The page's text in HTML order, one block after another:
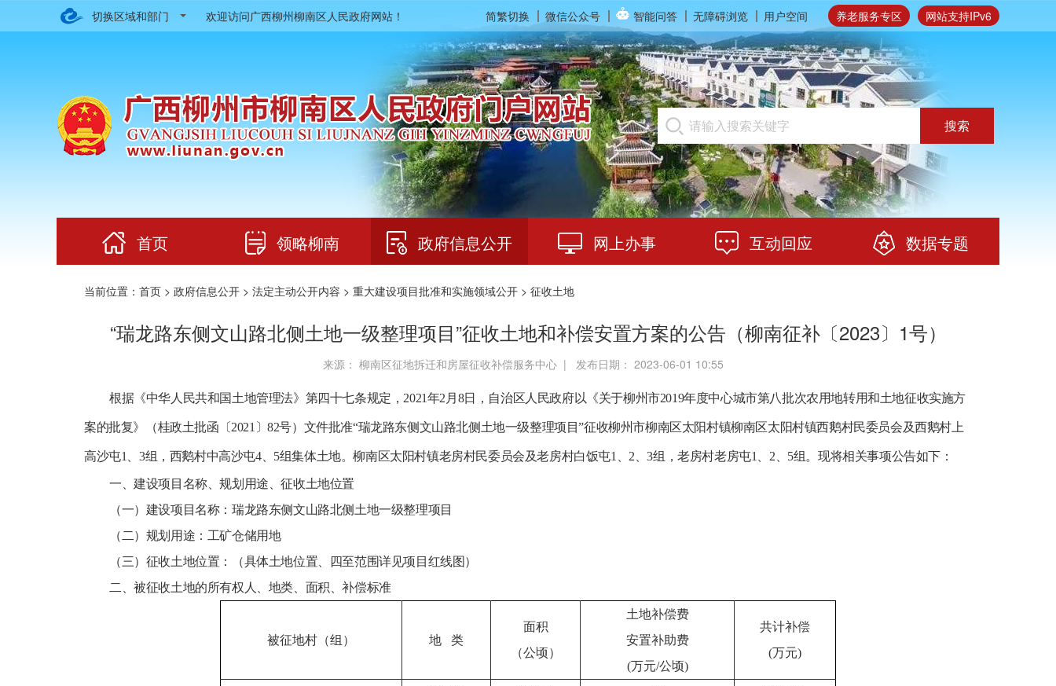
切换区域和部门 网站支持IPv6
养老服务专区
简繁切换 微信公众号 智能问答 无障碍浏览 用户空间
欢迎访问广西柳州柳南区人民政府网站！
搜索
首页 领略柳南 政府信息公开 网上办事 互动回应 数据专题
当前位置： 首页 > 政府信息公开 > 法定主动公开内容 > 重大建设项目批准和实施领域公开 > 征收土地
“瑞龙路东侧文山路北侧土地一级整理项目”征收土地和补偿安置方案的公告（柳南征补〔2023〕1号）
来源： 柳南区征地拆迁和房屋征收补偿服务中心 | 发布日期： 2023-06-01 10:55
根据《中华人民共和国土地管理法》第四十七条规定，2021年2月8日，自治区人民政府以《关于柳州市2019年度中心城市第八批次农用地转用和土地征收实施方
案的批复》（桂政土批函〔2021〕82号）文件批准“瑞龙路东侧文山路北侧土地一级整理项目”征收柳州市柳南区太阳村镇柳南区太阳村镇西鹅村民委员会及西鹅村上
高沙屯1、3组，西鹅村中高沙屯4、5组集体土地。柳南区太阳村镇老房村民委员会及老房村白饭屯1、2、3组，老房村老房屯1、2、5组。现将相关事项公告如下：
一、建设项目名称、规划用途、征收土地位置
（一）建设项目名称：瑞龙路东侧文山路北侧土地一级整理项目
（二）规划用途：工矿仓储用地
（三）征收土地位置：（具体土地位置、四至范围详见项目红线图）
二、被征收土地的所有权人、地类、面积、补偿标准
被征地村（组） 地 类
面积
（公顷）
土地补偿费
安置补助费
(万元/公顷)
共计补偿
(万元)